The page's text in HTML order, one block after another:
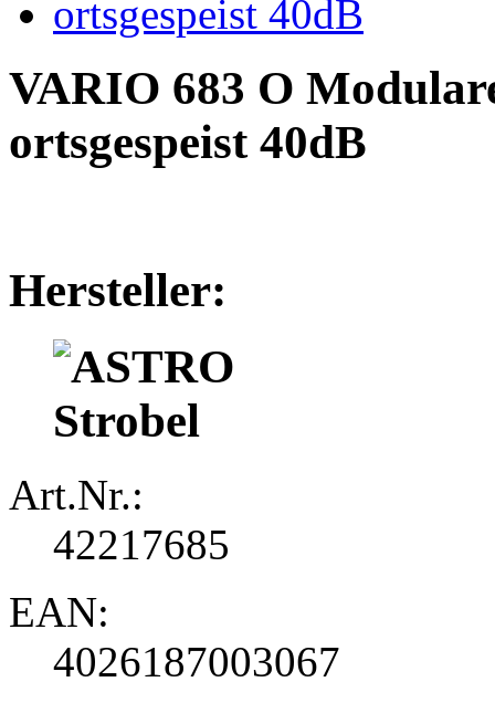
VARIO 683 O
ortsgespeist 40dB
Hersteller:
Art.Nr.:
42217685
EAN:
4026187003067